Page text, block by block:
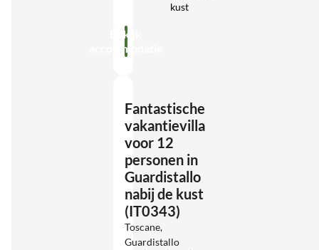
kust
Bekijk
accommodatie
Fantastische
vakantievilla
voor 12
personen in
Guardistallo
nabij de kust
(IT0343)
Toscane,
Guardistallo